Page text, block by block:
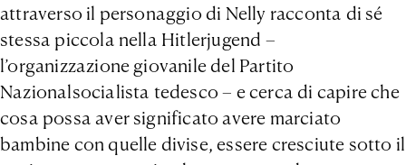
attraverso il personaggio di Nelly racconta di sé
stessa piccola nella Hitlerjugend –
l’organizzazione giovanile del Partito
Nazionalsocialista tedesco – e cerca di capire che
cosa possa aver significato avere marciato
bambine con quelle divise, essere cresciute sotto il